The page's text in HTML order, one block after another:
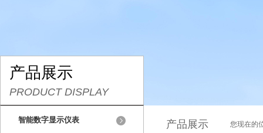
产品展示
PRODUCT DISPLAY
智能数字显示仪表 产品展示 您现在的